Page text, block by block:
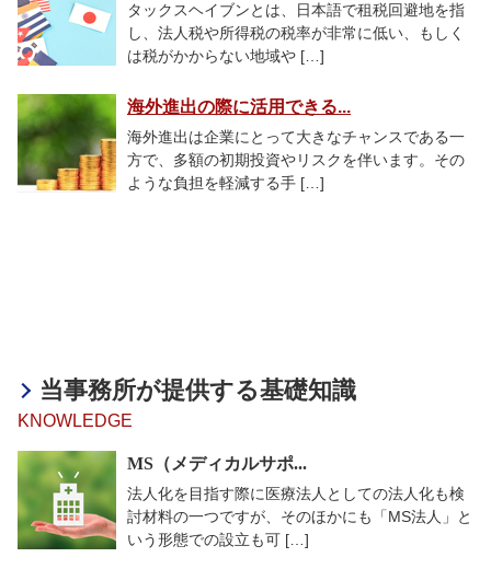
タックスヘイブンとは、日本語で租税回避地を指
し、法人税や所得税の税率が非常に低い、もしく
は税がかからない地域や […]
海外進出の際に活用できる...
海外進出は企業にとって大きなチャンスである一
方で、多額の初期投資やリスクを伴います。その
ような負担を軽減する手 […]
当事務所が提供する基礎知識
KNOWLEDGE
MS（メディカルサポ...
法人化を目指す際に医療法人としての法人化も検
討材料の一つですが、そのほかにも「MS法人」と
いう形態での設立も可 […]